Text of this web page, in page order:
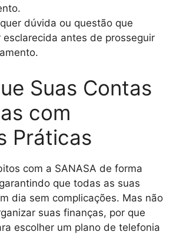
dúvida ou questão que
esclarecida antes de prosseguir
Suas Contas
com
Práticas
com a SANASA de forma
que todas as suas
dia sem complicações. Mas não
suas finanças, por que
escolher um plano de telefonia